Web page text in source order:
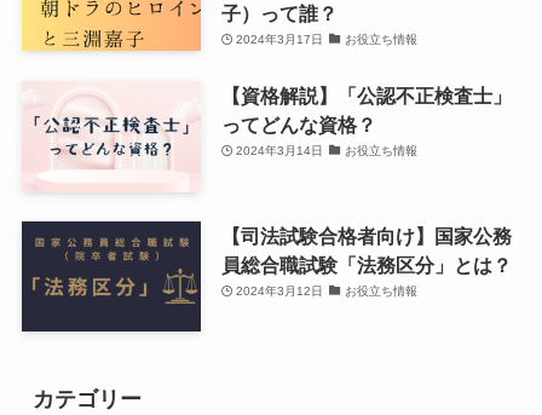
子）って誰？
2024年3月17日 お役立ち情報
【資格解説】「公認不正検査士」
ってどんな資格？
2024年3月14日 お役立ち情報
【司法試験合格者向け】国家公務
員総合職試験「法務区分」とは？
2024年3月12日 お役立ち情報
カテゴリー